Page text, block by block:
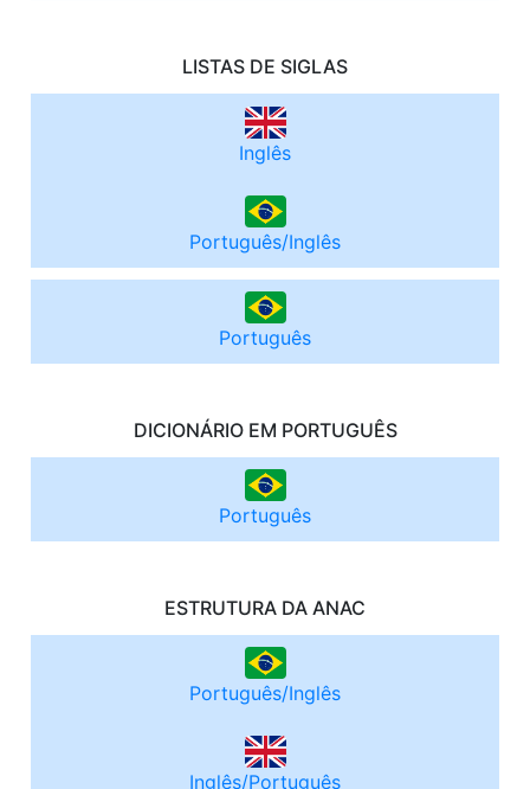
LISTAS DE SIGLAS
Inglês
Português/Inglês
Português
DICIONÁRIO EM PORTUGUÊS
Português
ESTRUTURA DA ANAC
Português/Inglês
Inglês/Português